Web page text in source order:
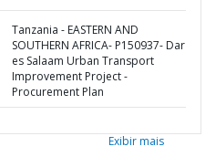
Tanzania - EASTERN AND
SOUTHERN AFRICA- P150937- Dar
es Salaam Urban Transport
Improvement Project -
Procurement Plan
Exibir mais